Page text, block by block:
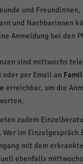
und Freundinnen,
und Nachbarinnen
Anmeldung bei den
sind mittwochs
oder per Email an
erreichbar, um die
zudem
im Einzelgespräch
mit dem
ebenfalls
Zurück
grundlegende
Informationen